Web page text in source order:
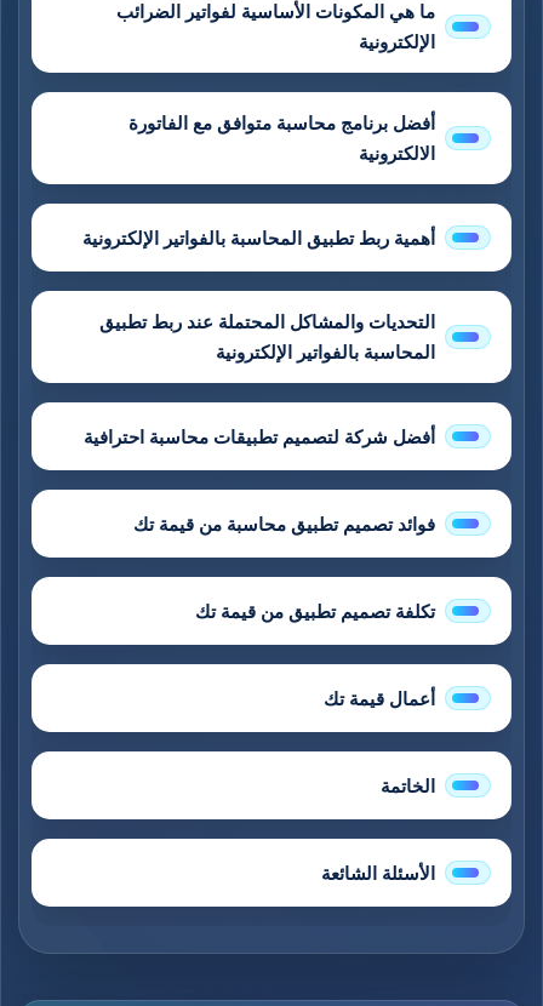
ما هي المكونات الأساسية لفواتير الضرائب
الإلكترونية
أفضل برنامج محاسبة متوافق مع الفاتورة
الالكترونية
أهمية ربط تطبيق المحاسبة بالفواتير الإلكترونية
التحديات والمشاكل المحتملة عند ربط تطبيق
المحاسبة بالفواتير الإلكترونية
أفضل شركة لتصميم تطبيقات محاسبة احترافية
فوائد تصميم تطبيق محاسبة من قيمة تك
تكلفة تصميم تطبيق من قيمة تك
أعمال قيمة تك
الخاتمة
الأسئلة الشائعة